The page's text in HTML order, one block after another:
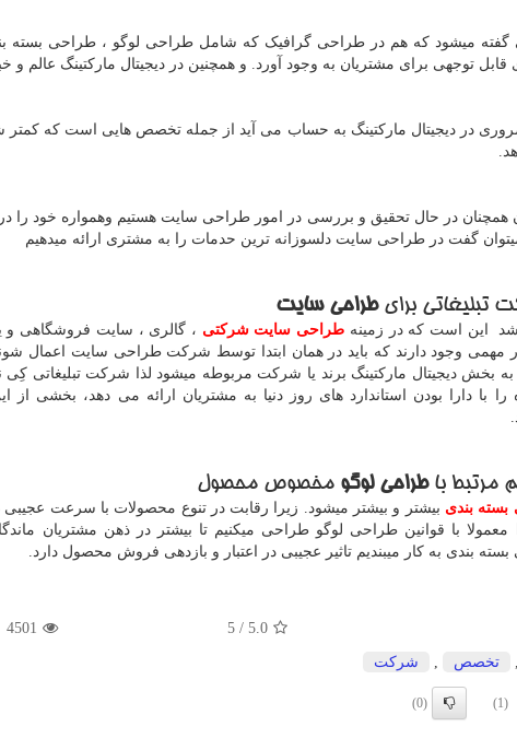
میشود که هم در طراحی گرافیک که شامل طراحی لوگو ، طراحی بسته
توجهی برای مشتریان به وجود آورد. و همچنین در دیجیتال مارکتینگ عالم و
در دیجیتال مارکتینگ به حساب می آید از جمله تخصص هایی است که کمتر
در حال تحقیق و بررسی در امور طراحی سایت هستیم وهمواره خود را در
گفت در طراحی سایت دلسوزانه ترین حدمات را به مشتری ارائه میدهیم
تبلیغاتی برایطراحی سایت
این است که در زمینه طراحی سایت شرکتی ، گالری ، سایت فروشگاهی و
مهمی وجود دارند که باید در همان ابتدا توسط شرکت طراحی سایت اعمال
بخش دیجیتال مارکتینگ برند یا شرکت مربوطه میشود لذا شرکت تبلیغاتی کِی
دارا بودن استاندارد های روز دنیا به مشتریان ارائه می دهد، بخشی از
مرتبط باطراحی لوگو مخصوص محصول
بندی بیشتر و بیشتر میشود. زیرا رقابت در تنوع محصولات با سرعت
با قوانین طراحی لوگو طراحی میکنیم تا بیشتر در ذهن مشتریان
بندی به کار میبندیم تاثیر عجیبی در اعتبار و بازدهی فروش محصول دارد.
5.0
/ 5
4501
تخصص شركت
(1)
(0)